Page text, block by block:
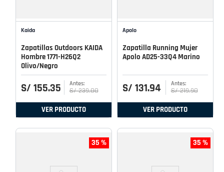
Kaida
Zapatillas Outdoors KAIDA
Hombre 1771-H26Q2
Olivo/Negro
S/ 155.35 S/ 239.00
VER PRODUCTO
Apolo
Zapatilla Running Mujer
Apolo AD25-33Q4 Marino
S/ 131.94 S/ 219.90
VER PRODUCTO
35 % 35 %